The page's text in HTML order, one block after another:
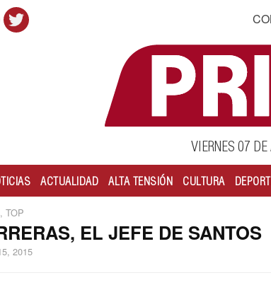
VIERNES 07
ACTUALIDAD ALTA TENSIÓN CULTURA
, TOP
EL JEFE DE SANTOS
2015